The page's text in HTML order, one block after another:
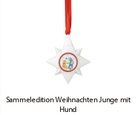
Sammeledition Weihnachten Junge mit
Hund